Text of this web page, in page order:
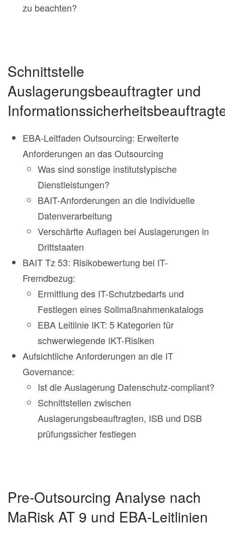
zu beachten?
Schnittstelle
Auslagerungsbeauftragter und
EBA-Leitfaden Outsourcing: Erweiterte
Anforderungen an das Outsourcing
Was sind sonstige institutstypische
Dienstleistungen?
BAIT-Anforderungen an die Individuelle
Datenverarbeitung
Verschärfte Auflagen bei Auslagerungen in
Drittstaaten
BAIT Tz 53: Risikobewertung bei IT-
Fremdbezug:
Ermittlung des IT-Schutzbedarfs und
Festlegen eines Sollmaßnahmenkatalogs
EBA Leitlinie IKT: 5 Kategorien für
schwerwiegende IKT-Risiken
Aufsichtliche Anforderungen an die IT
Governance:
Ist die Auslagerung Datenschutz-compliant?
Schnittstellen zwischen
Auslagerungsbeauftragten, ISB und DSB
prüfungssicher festlegen
Pre-Outsourcing Analyse nach
MaRisk AT 9 und EBA-Leitlinien